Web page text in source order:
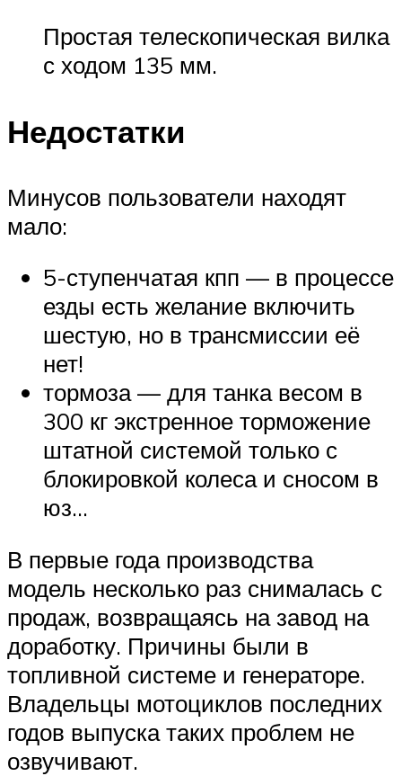
Простая телескопическая вилка
с ходом 135 мм.
Недостатки
Минусов пользователи находят
мало:
5-ступенчатая кпп — в процессе
езды есть желание включить
шестую, но в трансмиссии её
нет!
тормоза — для танка весом в
300 кг экстренное торможение
штатной системой только с
блокировкой колеса и сносом в
юз…
В первые года производства
модель несколько раз снималась с
продаж, возвращаясь на завод на
доработку. Причины были в
топливной системе и генераторе.
Владельцы мотоциклов последних
годов выпуска таких проблем не
озвучивают.